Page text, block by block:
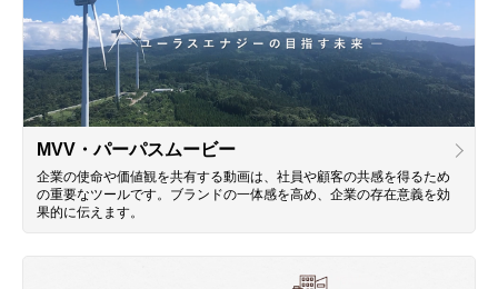
MVV・パーパスムービー
企業の使命や価値観を共有する動画は、社員や顧客の共感を得るため
の重要なツールです。ブランドの一体感を高め、企業の存在意義を効
果的に伝えます。